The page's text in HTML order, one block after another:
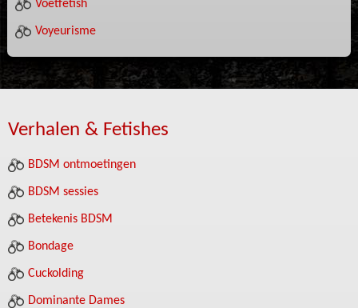
Voetfetish
Voyeurisme
Verhalen & Fetishes
BDSM ontmoetingen
BDSM sessies
Betekenis BDSM
Bondage
Cuckolding
Dominante Dames